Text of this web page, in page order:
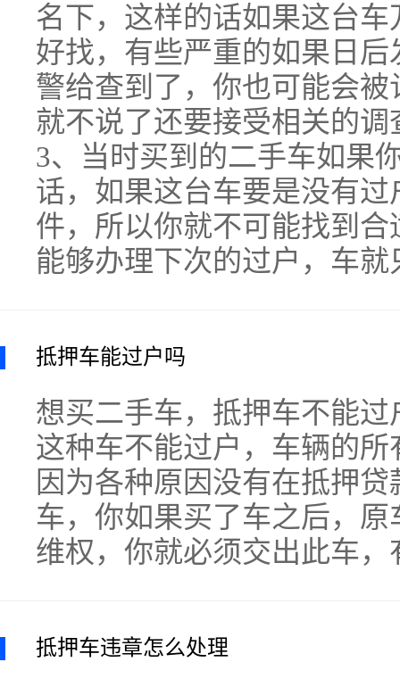
名下，这样的话如果这台
好找，有些严重的如果日
警给查到了，你也可能会
就不说了还要接受相关的
3、当时买到的二手车如果
话，如果这台车要是没有
件，所以你就不可能找到
能够办理下次的过户，车
抵押车能过户吗
想买二手车，抵押车不能
这种车不能过户，车辆的
因为各种原因没有在抵押
车，你如果买了车之后，
维权，你就必须交出此车
抵押车违章怎么处理